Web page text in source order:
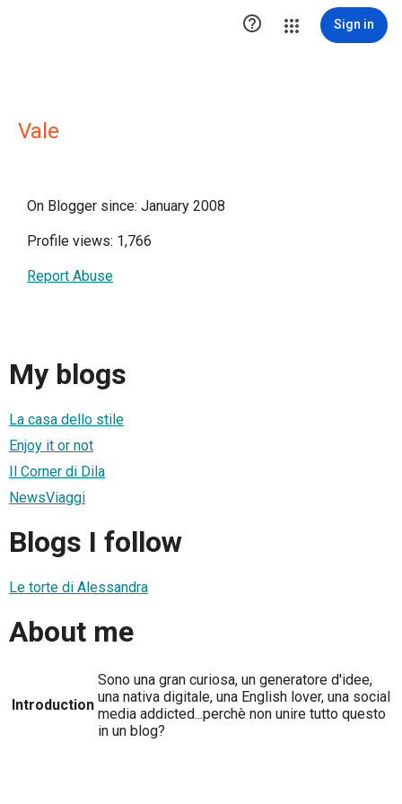
 Sign in
Vale
On Blogger since: January 2008
Profile views: 1,766
Report Abuse
My blogs
La casa dello stile
Enjoy it or not
Il Corner di Dila
NewsViaggi
Blogs I follow
Le torte di Alessandra
About me
Introduction
Sono una gran curiosa, un generatore d'idee,
una nativa digitale, una English lover, una social
media addicted...perchè non unire tutto questo
in un blog?